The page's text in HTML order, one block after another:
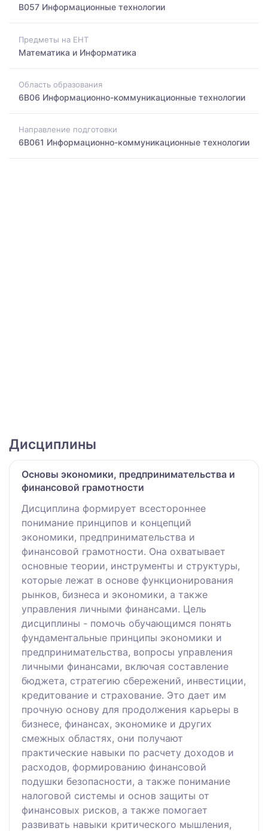
B057 Информационные технологии
Предметы на ЕНТ
Математика и Информатика
Область образования
6B06 Информационно-коммуникационные технологии
Направление подготовки
6B061 Информационно-коммуникационные технологии
Дисциплины
Основы экономики, предпринимательства и
финансовой грамотности
Дисциплина формирует всестороннее
понимание принципов и концепций
экономики, предпринимательства и
финансовой грамотности. Она охватывает
основные теории, инструменты и структуры,
которые лежат в основе функционирования
рынков, бизнеса и экономики, а также
управления личными финансами. Цель
дисциплины - помочь обучающимся понять
фундаментальные принципы экономики и
предпринимательства, вопросы управления
личными финансами, включая составление
бюджета, стратегию сбережений, инвестиции,
кредитование и страхование. Это дает им
прочную основу для продолжения карьеры в
бизнесе, финансах, экономике и других
смежных областях, они получают
практические навыки по расчету доходов и
расходов, формированию финансовой
подушки безопасности, а также понимание
налоговой системы и основ защиты от
финансовых рисков, а также помогает
развивать навыки критического мышления,